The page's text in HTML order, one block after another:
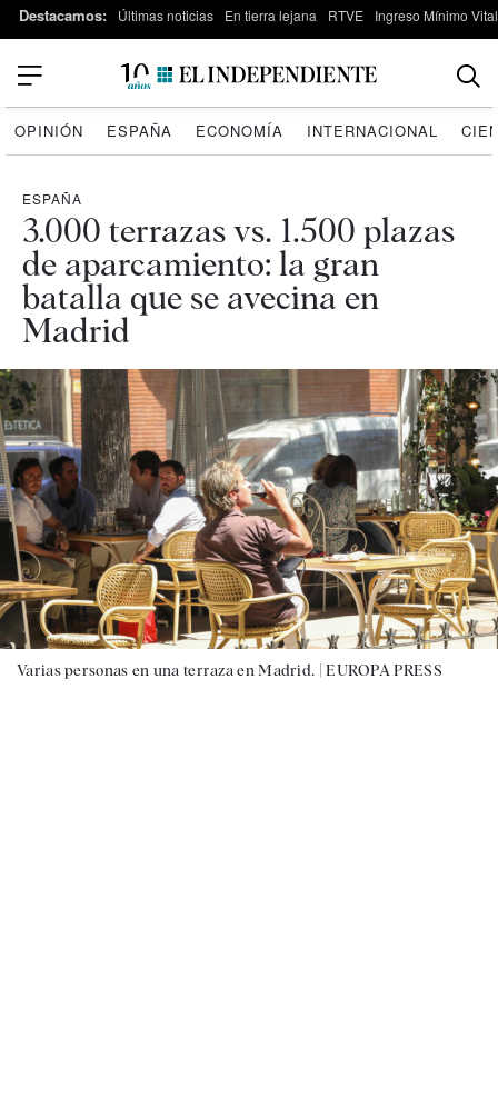
Destacamos: Últimas noticias En tierra lejana RTVE Ingreso Mínimo Vital
OPINIÓN ESPAÑA ECONOMÍA INTERNACIONAL
ESPAÑA
3.000 terrazas vs. 1.500 plazas
de aparcamiento: la gran
batalla que se avecina en
Madrid
Varias personas en una terraza en Madrid. |EUROPA PRESS